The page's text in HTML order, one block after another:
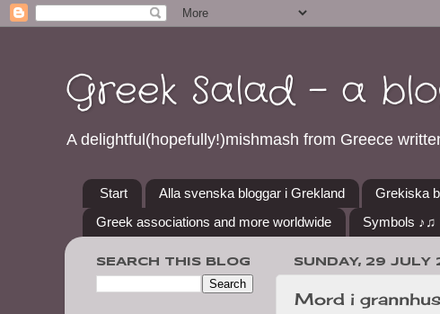
Greek Salad - a
A delightful(hopefully!)mishmash from Greece
Start Alla svenska bloggar i Grekland Grekiska
Greek associations and more worldwide
Symbols
SUNDAY, 29 JULY
Mord i
SEARCH THIS BLOG